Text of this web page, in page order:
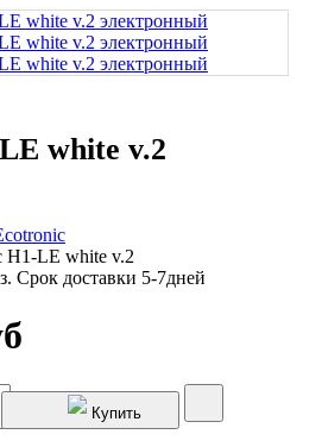
white v.2
H1-LE white v.2
Срок доставки 5-7дней
Купить